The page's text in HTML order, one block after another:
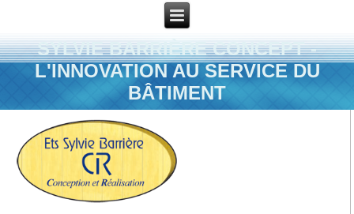
SYLVIE BARRIÈRE CONCEPT -
L'INNOVATION AU SERVICE DU
BÂTIMENT